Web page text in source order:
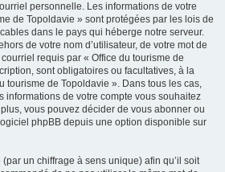
personnelle. Les informations de votre
de Topoldavie » sont protégées par les lois de
dans le pays qui héberge notre serveur.
de votre nom d’utilisateur, de votre mot de
requis par « Office du tourisme de
sont obligatoires ou facultatives, à la
tourisme de Topoldavie ». Dans tous les cas,
informations de votre compte vous souhaitez
vous pouvez décider de vous abonner ou
phpBB depuis une option disponible sur
un chiffrage à sens unique) afin qu’il soit